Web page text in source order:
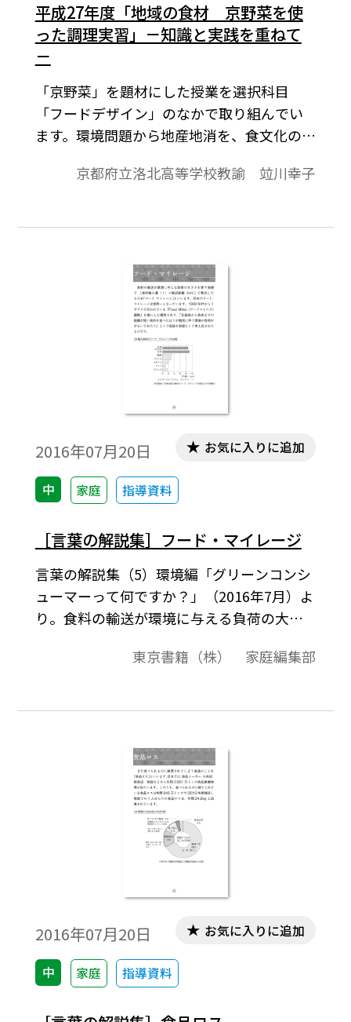
平成27年度「地域の食材 京野菜を使
った調理実習」－知識と実践を重ねて
－
「京野菜」を題材にした授業を選択科目
「フードデザイン」のなかで取り組んでい
ます。環境問題から地産地消を、食文化の伝
れていることに着目し、京野菜マイスター
ます。ここでは、「京野菜」を題材にした授
京都府立洛北高等学校教諭 竝川幸子
2016年07月20日
中 家庭 指導資料
お気に入りに追加
［言葉の解説集］フード・マイレージ
言葉の解説集（5）環境編「グリーンコンシ
ューマーって何ですか？」（2016年7月）よ
り。食料の輸送が環境に与える負荷の大き
送距離（km）］で算出したものを「フー
ド・ マイレージは世界一となっています。
東京書籍（株） 家庭編集部
2016年07月20日
中 家庭 指導資料
お気に入りに追加